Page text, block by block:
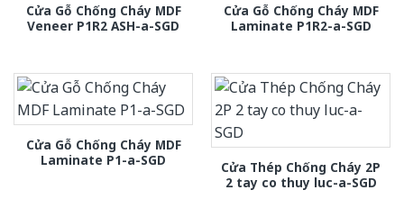
Cửa Gỗ Chống Cháy MDF
Veneer P1R2 ASH-a-SGD
Cửa Gỗ Chống Cháy MDF
Laminate P1R2-a-SGD
Cửa Gỗ Chống Cháy MDF
Laminate P1-a-SGD
Cửa Thép Chống Cháy 2P
2 tay co thuy luc-a-SGD